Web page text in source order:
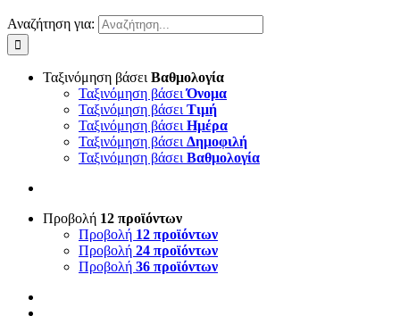
Αναζήτηση για:
Ταξινόμηση βάσει Βαθμολογία
Ταξινόμηση βάσειΌνομα
Ταξινόμηση βάσει Τιμή
Ταξινόμηση βάσει Ημέρα
Ταξινόμηση βάσει Δημοφιλή
Ταξινόμηση βάσει Βαθμολογία
Προβολή 12 προϊόντων
Προβολή 12 προϊόντων
Προβολή 24 προϊόντων
Προβολή 36 προϊόντων